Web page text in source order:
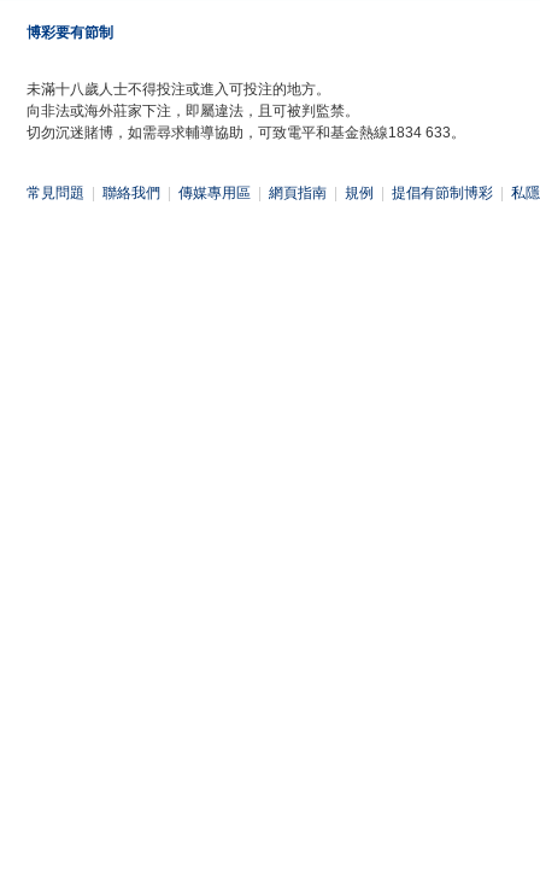
博彩要有節制
未滿十八歲人士不得投注或進入可投注的地方。
向非法或海外莊家下注，即屬違法，且可被判監禁。
切勿沉迷賭博，如需尋求輔導協助，可致電平和基金熱線1834 633。
常見問題 聯絡我們 傳媒專用區 網頁指南 規例 提倡有節制博彩 私